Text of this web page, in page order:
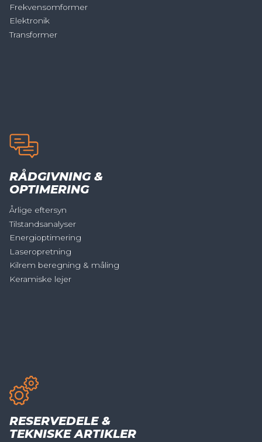
Frekvensomformer
Elektronik
Transformer
RÅDGIVNING &
OPTIMERING
Årlige eftersyn
Tilstandsanalyser
Energioptimering
Laseropretning
Kilrem beregning & måling
Keramiske lejer
RESERVEDELE &
TEKNISKE ARTIKLER